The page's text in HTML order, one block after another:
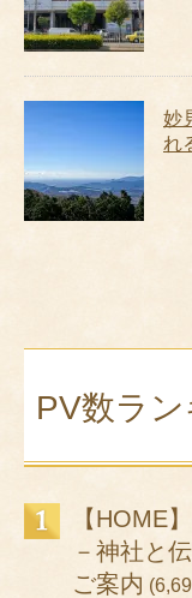
妙
れ
PV数ラ
【HOME
－神社と
ご案内